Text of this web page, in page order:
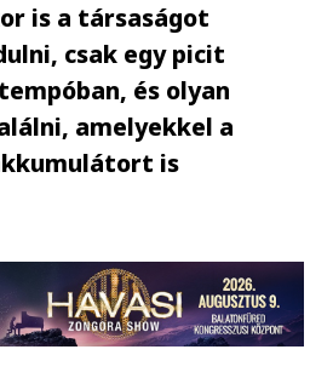
is a társaságot
csak egy picit
és olyan
amelyekkel a
is